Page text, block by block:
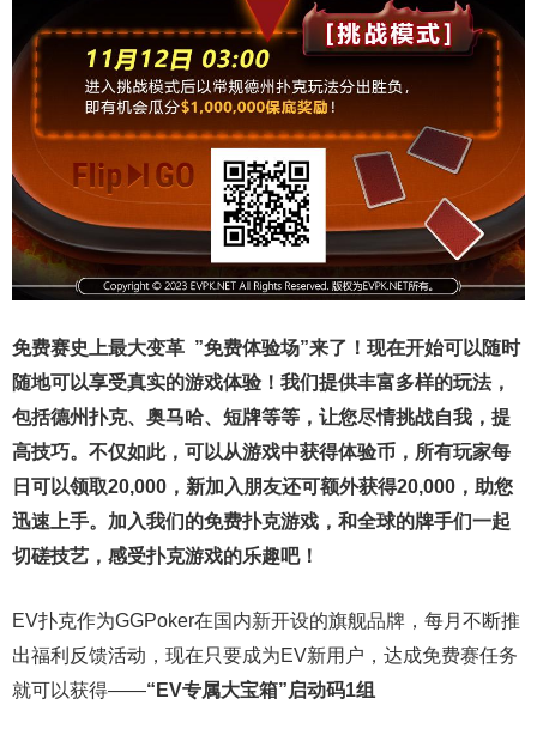
免费赛史上最大变革 ”免费体验场”来了！ 现在开始可以随时
随地可以享受真实的游戏体验！我们提供丰富多样的玩法，
包括德州扑克、奥马哈、短牌等等，让您尽情挑战自我，提
高技巧。不仅如此， 可以从游戏中获得体验币，所有玩家每
日可以领取20,000，新加入朋友还可额外获得20,000，助您
迅速上手。 加入我们的免费扑克游戏，和全球的牌手们一起
切磋技艺，感受扑克游戏的乐趣吧！
EV扑克作为GGPoker在国内新开设的旗舰品牌，每月不断推
出福利反馈活动，现在只要成为EV新用户，达成免费赛任务
就可以获得——“EV专属大宝箱”启动码1组